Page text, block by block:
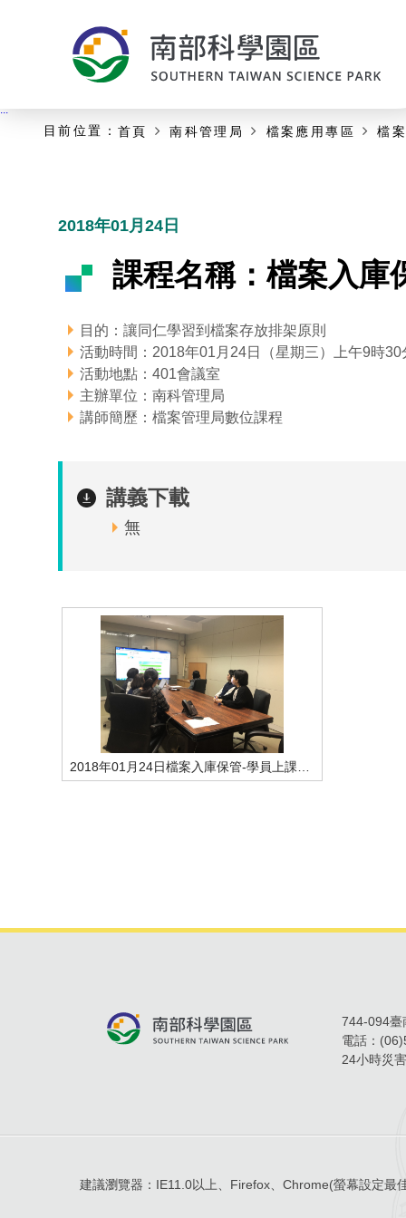
主要內容開始
:::
目前位置： 首頁 南科管理局 檔案應用專區 檔
2018年01月24日
課程名稱：檔案入庫
目的：讓同仁學習到檔案存放排架原則
活動時間：2018年01月24日（星期三）上午9時30
活動地點：401會議室
主辦單位：南科管理局
講師簡歷：檔案管理局數位課程
講義下載
無
744-094臺
電話：
24小時災
建議瀏覽器： IE11.0以上、Firefox、Chrome(螢幕設定最